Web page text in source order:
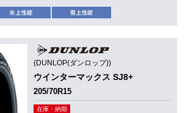
(DUNLOP(ダンロップ))
ウインターマックス SJ8+
205/70R15
在庫・納期